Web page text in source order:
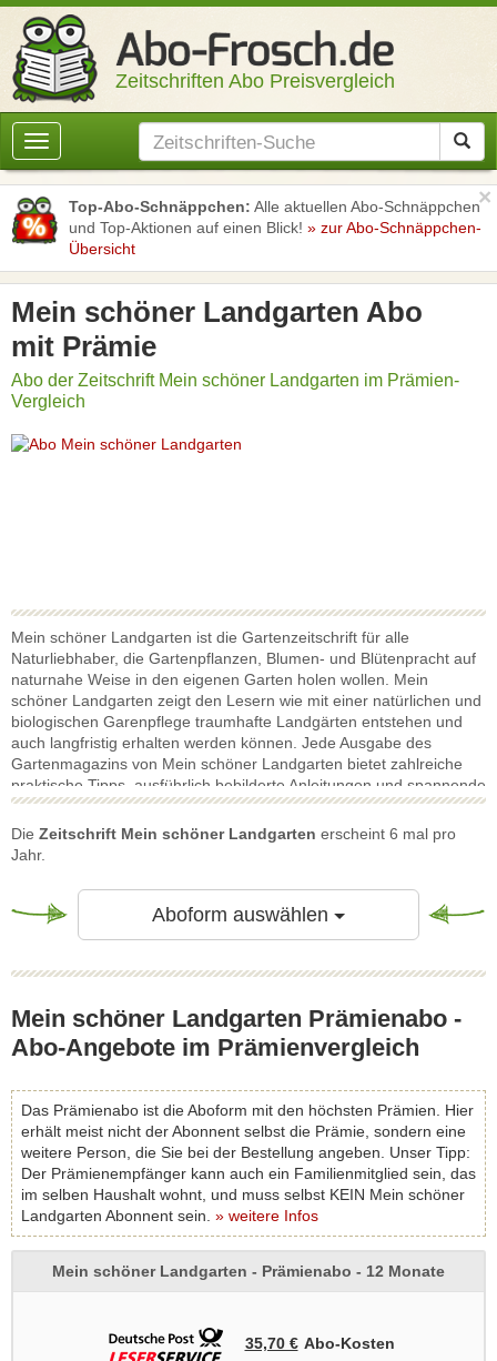
Zeitschriften Abo Preisvergleich
Toggle
navigation
Top-Abo-Schnäppchen: Alle aktuellen Abo-Schnäppchen
und Top-Aktionen auf einen Blick! » zur Abo-Schnäppchen-
Übersicht
×
Mein schöner Landgarten Abo
mit Prämie
Abo der Zeitschrift Mein schöner Landgarten im Prämien-
Vergleich
Mein schöner Landgarten ist die Gartenzeitschrift für alle
Naturliebhaber, die Gartenpflanzen, Blumen- und Blütenpracht auf
naturnahe Weise in den eigenen Garten holen wollen. Mein
schöner Landgarten zeigt den Lesern wie mit einer natürlichen und
biologischen Garenpflege traumhafte Landgärten entstehen und
auch langfristig erhalten werden können. Jede Ausgabe des
Gartenmagazins von Mein schöner Landgarten bietet zahlreiche
praktische Tipps, ausführlich bebilderte Anleitungen und spannende
Berichte und Reportagen. Dazu tolle Rezepte zu schmackhaften
saisonalen Gerichten und viel Wissenswertes zur heimischen Flora
und Fauna. Kurz um alles rund um das Thema Landgarten. Mein
Landzeitschrift Mein schönes Land. Beide erscheinen, wie auch die
seit Jahrzehnten von Hobbygärtnern geschätzte Gartenzeitschrift
Mein schöner Garten, im Hubert Burda Verlag aus Offenburg.
satt und kraftvoll wachsenden Sträuchern, Insekten- und vor allem
Kombinierung von sich ergänzenden Arten von Obstbäumen,
Kräutern und Unterholz, um ungewollte Schädlinge auf ganz
natürliche Weise fernzuhalten - Ohne Chemiekeule und Co. Ein
Prämienabo mit einer Abo-Prämie oder im Mein schöner
Landgarten Geschenkabo, um einem Gartenlliebhaber eine Freude
zu bereiten.
Die Zeitschrift Mein schöner Landgarten erscheint 6 mal pro
Jahr.
Aboform auswählen Toggle
Mein schöner Landgarten Prämienabo -
Abo-Angebote im Prämienvergleich
Das Prämienabo ist die Aboform mit den höchsten Prämien. Hier
erhält meist nicht der Abonnent selbst die Prämie, sondern eine
weitere Person, die Sie bei der Bestellung angeben. Unser Tipp:
Der Prämienempfänger kann auch ein Familienmitglied sein, das
im selben Haushalt wohnt, und muss selbst KEIN Mein schöner
Landgarten Abonnent sein. » weitere Infos
Mein schöner Landgarten - Prämienabo - 12 Monate
35,70 € Abo‑Kosten